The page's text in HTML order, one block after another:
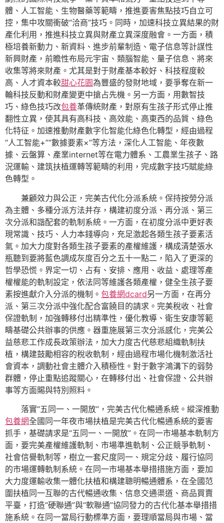
體、人工智能、生物醫藥等範疇，推進要害焦點技巧自立可
控，集中攻關衝破“洽商”技巧。同時，加速科技立異結果的財
產化利用，推進科技立異與財產立異深度融會。一方面，積
極培養新動力、新資料、進步前輩制造、電子信息等計謀性
新興財產，前瞻性布局元宇宙、類腦智能、量子信息、將來
收集等將來財產。尤其是對于財產基本較好、科技程度較
高、人才資本較甜心花園為豐盛的發財地域，要爭奪在新一
輪科技反動和財產變更中搶占先機。另一方面，用數智技
巧、綠色技巧改包養革傳統財產，對原有生孩子形式停止推
翻性立異，使其具有高科技、高效能、高東西的品質、綠色
化特征。加速推動財產數字化智能化綠色化轉型，經由過程
“人工智能+”“數據要素×”等方法，深化人工智能、年夜數
據、云盤算、產業internet等在電力體系、工農業生孩子、路
況運輸、建筑扶植運轉等範疇的利用，完成數字技巧賦能綠
色轉型。
兼顧效力與公正，完美古代化分派系統。保持按勞分派
為主體、多種分派方法并存，構建初度分派、再分派、第三
次分派和諧配套的軌制系統。一方面，在初度分派中更好表
現常識、技巧、人力本錢導向，充足激起各類生孩子要素活
氣。加大力度對各類生孩子要素的產權維護，構成清楚張水
瓶聽到要將藍色調成灰度百分之五十一點二，陷入了更深的
哲學恐慌。界定一切、占有、安排、應用、收益、處理等產
權權能的軌制設定，依法同等維護各類產權，健全生孩子要
素按進獻介入分派的機制。 包養網dcard另一方面，在再分
派、第三次分派中強化配合富饒目的請求。完美稅收、社會
保證軌制，加強轉移付出精準性，優化教導、衛生安康等範
疇基礎公共辦事的供應。器重施展第三次分派感化，完美公
益慈悲工作成長政策辦法，加大力度古代慈悲組織軌制扶
植，構建鼓勵相容的稅收軌制，經由過程市場化機制激活社
會資本，調動社會主體介入積極性。對于數字鴻溝下的弱勢
群體，停止重點追蹤關心，在轉移付出、社會保證、公共辦
事等方面賜與特別照料。
落實“五同一、一開放”，完美古代化暢通系統。縱深推動
包養網全國同一年夜市場扶植是完美古代化暢通系統的要害
抓手，基礎請求是“五同一、一開放”。在同一市場基本軌制方
面，要完美產權維護軌制、市場準進軌制、公正競爭軌制、
社會信譽軌制等，樹立一套尺度同一、規定分歧、履行協同
的市場運轉軌制系統。在同一市場基本舉措措施方面，要加
大力度運輸收集一體化扶植和構建聰明暢通體系，在全國范
圍扶植同一互聯的古代暢通收集、信息交通渠道、商品買賣
平臺，打造“硬聯通”與“軟聯通”協同發力的古代化基本舉措措
施系統。在同一當局行動標準方面，要理順當局與市場、當